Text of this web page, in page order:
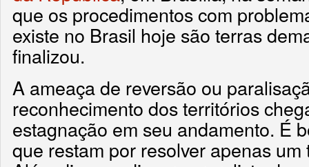
que os procedimentos com
existe no Brasil hoje são terras
finalizou.
A ameaça de reversão ou
reconhecimento dos territórios
estagnação em seu andamento. É
que restam por resolver apenas